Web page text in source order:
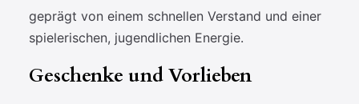
geprägt von einem schnellen Verstand und einer
spielerischen, jugendlichen Energie.
Geschenke und Vorlieben